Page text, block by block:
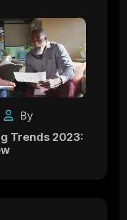
By
Trends 2023: